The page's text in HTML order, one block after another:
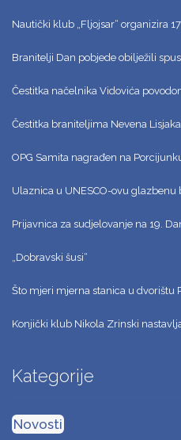
Nautički klub „Fljojsar“ organizira 17
Branitelji Dan pobjede obilježili
Čestitka načelnika Vidovića
Čestitka braniteljima Nevena Lisjaka
OPG Samita nagrađen na
Ulaznica u UNESCO-ovu glazbenu
Prijavnica za sudjelovanje na 19.
„Dobravski šusi“
Što mjeri mjerna stanica u dvorištu
Konjički klub Nikola Zrinski nastavlja
Kategorije
Novosti